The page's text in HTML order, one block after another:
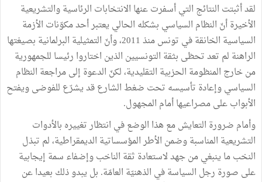
لقد أثبتت النتائج التي أسفرت عنها الانتخابات الرئاسية والتشريعية
الأخيرة أنّ النظام السياسي بشكله الحالي يعتبر أحد مكوّنات الأزمة
السياسية الخانقة في تونس منذ 2011، وأنّ التمثيلية البرلمانية بصيغتها
الراهنة لم تعد تحظى بثقة التونسيين الذين اختاروا رئيسا للجمهورية
من خارج المنظومة الحزبية التقليدية، لكنّ الدعوة إلى مراجعة النظام
السياسي وإعادة تأسيسه تحت ضغط الشارع قد يشرّع للفوضى ويفتح
الأبواب على مصراعيها أمام المجهول.
وأمام ضرورة التعايش مع هذا الوضع في انتظار تغييره بالأدوات
التشريعية المناسبة وضمن الأطر المؤسساتية الديمقراطية، لم تبذل
النخب ما ينبغي من جهد لاستعادة ثقة الناخب وإضفاء سمة إيجابية
على صورة رجل السياسة في الذهنيّة العامّة. بل يبدو ذلك بعيدا عن